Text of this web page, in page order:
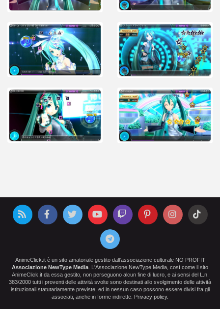
AnimeClick.it è un sito amatoriale gestito dall'associazione culturale NO PROFIT
Associazione NewType Media . L'Associazione NewType Media, così come il sito
AnimeClick.it da essa gestito, non perseguono alcun fine di lucro, e ai sensi del L.n.
383/2000 tutti i proventi delle attività svolte sono destinati allo svolgimento delle attività
istituzionali statutariamente previste, ed in nessun caso possono essere divisi fra gli
associati, anche in forme indirette. Privacy policy.